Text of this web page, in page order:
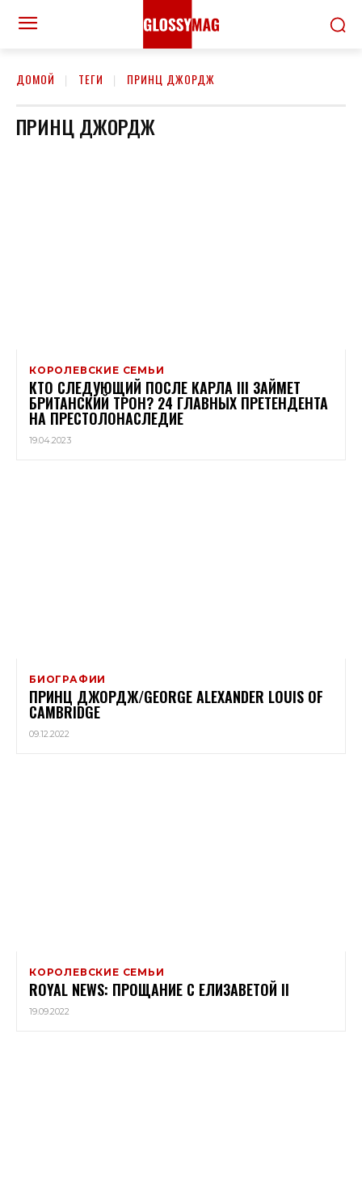
ДОМОЙ ТЕГИ ПРИНЦ ДЖОРДЖ
ПРИНЦ ДЖОРДЖ
КОРОЛЕВСКИЕ СЕМЬИ
КТО СЛЕДУЮЩИЙ ПОСЛЕ КАРЛА III ЗАЙМЕТ
БРИТАНСКИЙ ТРОН? 24 ГЛАВНЫХ ПРЕТЕНДЕНТА
НА ПРЕСТОЛОНАСЛЕДИЕ
19.04.2023
БИОГРАФИИ
ПРИНЦ ДЖОРДЖ/GEORGE ALEXANDER LOUIS OF
CAMBRIDGE
09.12.2022
КОРОЛЕВСКИЕ СЕМЬИ
ROYAL NEWS: ПРОЩАНИЕ С ЕЛИЗАВЕТОЙ II
19.09.2022